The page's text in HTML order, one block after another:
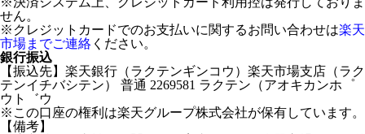
せん。
※クレジットカードでのお支払いに関するお問い合わせは楽天
市場までご連絡 ください。
銀行振込
【振込先】楽天銀行（ラクテンギンコウ）楽天市場支店（ラク
テンイチバシテン） 普通 2269581 ラクテン（アオキカンホ゜
ウト゛ウ
※この口座の権利は楽天グループ株式会社が保有しています。
【備考】